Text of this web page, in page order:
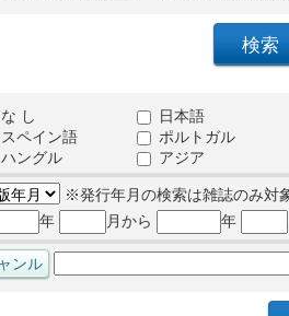
な し
日本語
スペイン語
ポルトガル
ハングル
アジア
※発行年月の検索は雑誌のみ対
年
月から 年